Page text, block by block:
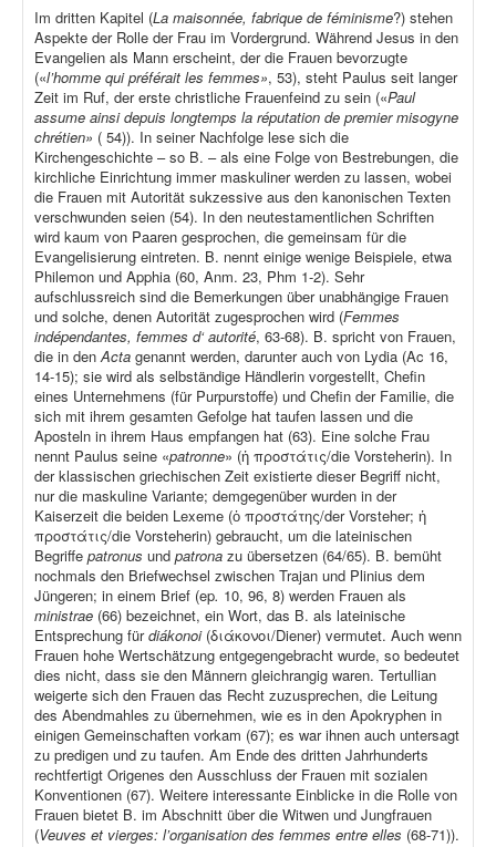
Im dritten Kapitel (La maisonnée, fabrique de féminisme?) stehen
Aspekte der Rolle der Frau im Vordergrund. Während Jesus in den
Evangelien als Mann erscheint, der die Frauen bevorzugte
(«l’homme qui préférait les femmes», 53), steht Paulus seit langer
Zeit im Ruf, der erste christliche Frauenfeind zu sein («Paul
assume ainsi depuis longtemps la réputation de premier misogyne
chrétien» ( 54)). In seiner Nachfolge lese sich die
Kirchengeschichte – so B. – als eine Folge von Bestrebungen, die
kirchliche Einrichtung immer maskuliner werden zu lassen, wobei
die Frauen mit Autorität sukzessive aus den kanonischen Texten
verschwunden seien (54). In den neutestamentlichen Schriften
wird kaum von Paaren gesprochen, die gemeinsam für die
Evangelisierung eintreten. B. nennt einige wenige Beispiele, etwa
Philemon und Apphia (60, Anm. 23, Phm 1-2). Sehr
aufschlussreich sind die Bemerkungen über unabhängige Frauen
und solche, denen Autorität zugesprochen wird (Femmes
indépendantes, femmes d‘ autorité, 63-68). B. spricht von Frauen,
die in denActa genannt werden, darunter auch von Lydia (Ac 16,
14-15); sie wird als selbständige Händlerin vorgestellt, Chefin
eines Unternehmens (für Purpurstoffe) und Chefin der Familie, die
sich mit ihrem gesamten Gefolge hat taufen lassen und die
Aposteln in ihrem Haus empfangen hat (63). Eine solche Frau
nennt Paulus seine «patronne» (ἡ προστάτις/die Vorsteherin). In
der klassischen griechischen Zeit existierte dieser Begriff nicht,
nur die maskuline Variante; demgegenüber wurden in der
Kaiserzeit die beiden Lexeme (ὁ προστάτης/der Vorsteher; ἡ
προστάτις/die Vorsteherin) gebraucht, um die lateinischen
Begriffe patronus und patrona zu übersetzen (64/65). B. bemüht
nochmals den Briefwechsel zwischen Trajan und Plinius dem
Jüngeren; in einem Brief (ep. 10, 96, 8) werden Frauen als
ministrae (66) bezeichnet, ein Wort, das B. als lateinische
Entsprechung fürdiákonoi (διάκονοι/Diener) vermutet. Auch wenn
Frauen hohe Wertschätzung entgegengebracht wurde, so bedeutet
dies nicht, dass sie den Männern gleichrangig waren. Tertullian
weigerte sich den Frauen das Recht zuzusprechen, die Leitung
des Abendmahles zu übernehmen, wie es in den Apokryphen in
einigen Gemeinschaften vorkam (67); es war ihnen auch untersagt
zu predigen und zu taufen. Am Ende des dritten Jahrhunderts
rechtfertigt Origenes den Ausschluss der Frauen mit sozialen
Konventionen (67). Weitere interessante Einblicke in die Rolle von
Frauen bietet B. im Abschnitt über die Witwen und Jungfrauen
(Veuves et vierges: l’organisation des femmes entre elles (68-71)).